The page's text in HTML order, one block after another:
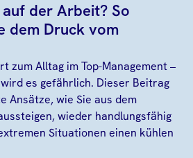
der Arbeit? So
dem Druck vom
zum Alltag im Top-Management –
es gefährlich. Dieser Beitrag
Ansätze, wie Sie aus dem
wieder handlungsfähig
Situationen einen kühlen